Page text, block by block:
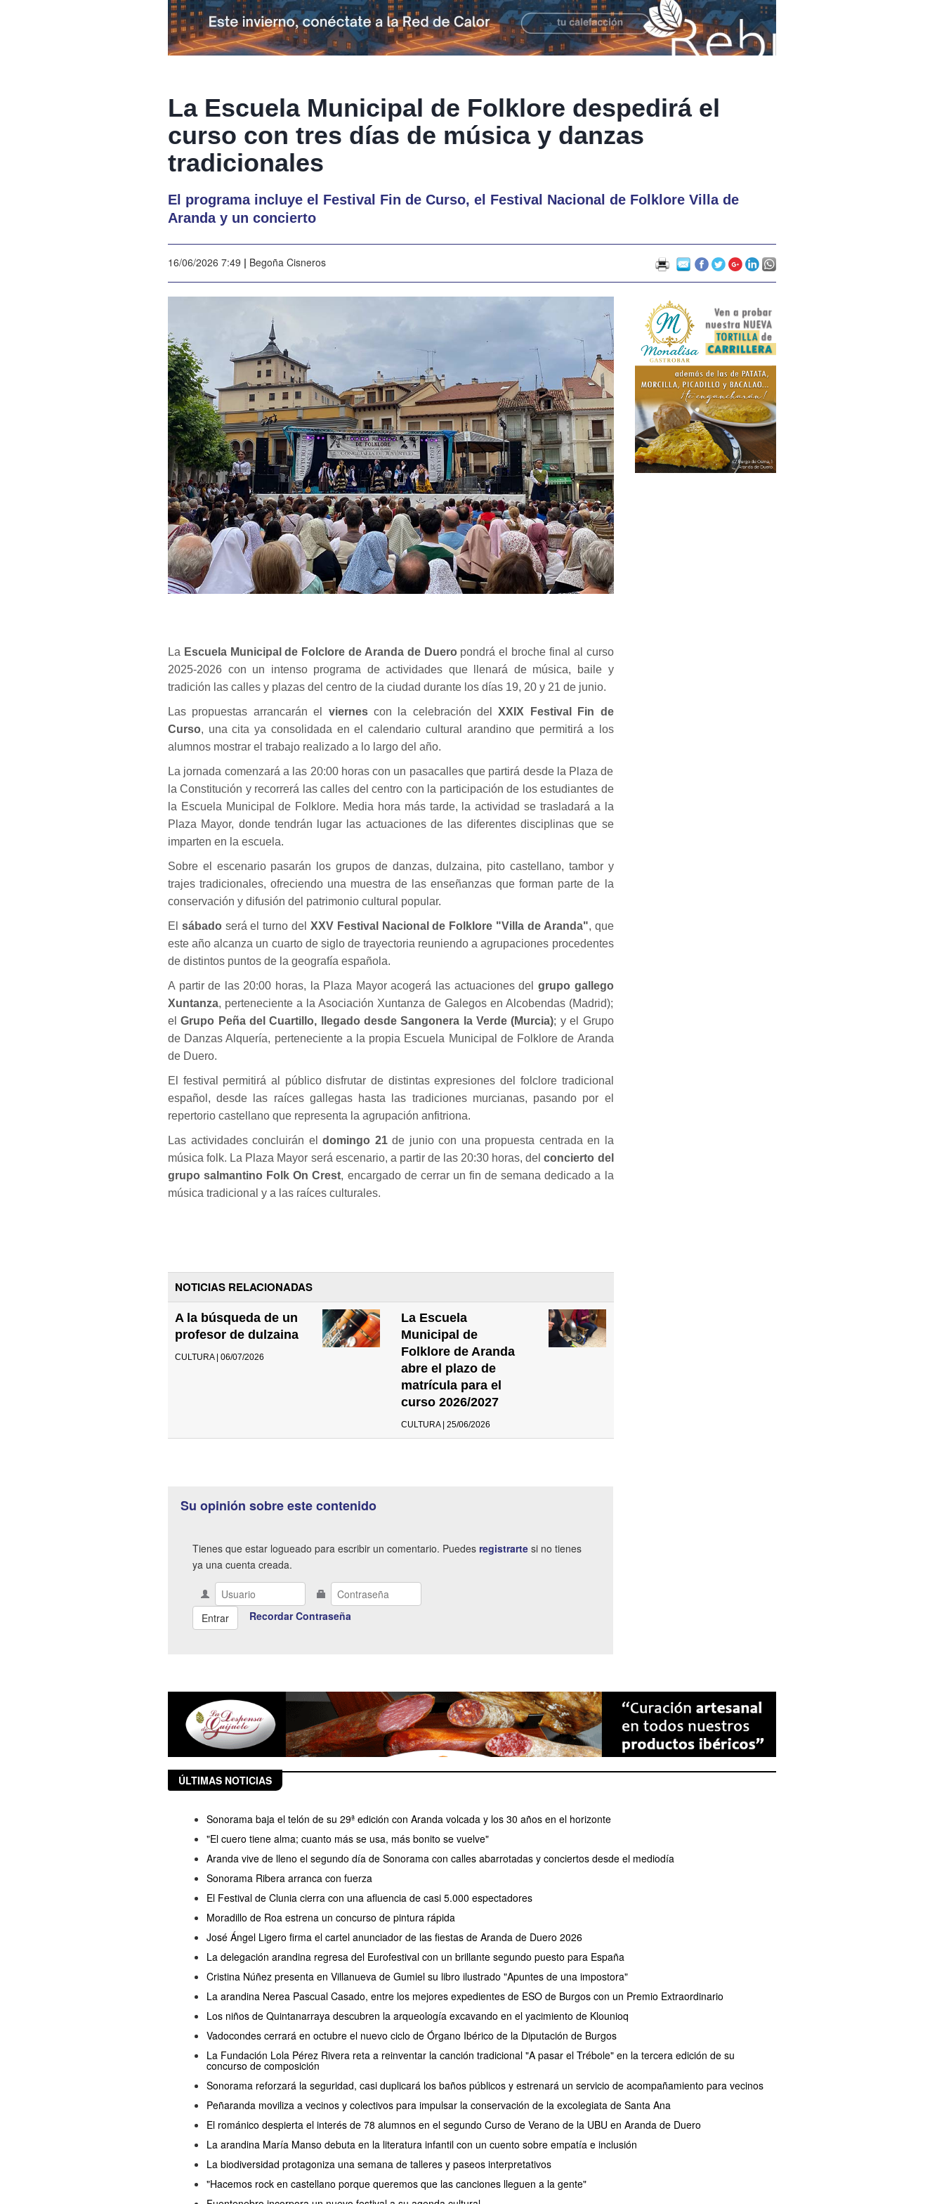
La Escuela Municipal de Folklore despedirá el
curso con tres días de música y danzas
tradicionales
El programa incluye el Festival Fin de Curso, el Festival Nacional de Folklore Villa de
Aranda y un concierto
16/06/2026 7:49 | Begoña Cisneros
La Escuela Municipal de Folclore de Aranda de Duero pondrá el broche final al curso
2025-2026 con un intenso programa de actividades que llenará de música, baile y
tradición las calles y plazas del centro de la ciudad durante los días 19, 20 y 21 de junio.
Las propuestas arrancarán el viernescon la celebración delXXIX Festival Fin de
Curso, una cita ya consolidada en el calendario cultural arandino que permitirá a los
alumnos mostrar el trabajo realizado a lo largo del año.
La jornada comenzará a las 20:00 horas con un pasacalles que partirá desde la Plaza de
la Constitución y recorrerá las calles del centro con la participación de los estudiantes de
la Escuela Municipal de Folklore. Media hora más tarde, la actividad se trasladará a la
Plaza Mayor, donde tendrán lugar las actuaciones de las diferentes disciplinas que se
imparten en la escuela.
Sobre el escenario pasarán los grupos de danzas, dulzaina, pito castellano, tambor y
trajes tradicionales, ofreciendo una muestra de las enseñanzas que forman parte de la
conservación y difusión del patrimonio cultural popular.
El sábado será el turno del XXV Festival Nacional de Folklore "Villa de Aranda", que
este año alcanza un cuarto de siglo de trayectoria reuniendo a agrupaciones procedentes
de distintos puntos de la geografía española.
A partir de las 20:00 horas, la Plaza Mayor acogerá las actuaciones del grupo gallego
Xuntanza, perteneciente a la Asociación Xuntanza de Galegos en Alcobendas (Madrid);
elGrupo Peña del Cuartillo, llegado desde Sangonera la Verde (Murcia); y el Grupo
de Danzas Alquería, perteneciente a la propia Escuela Municipal de Folklore de Aranda
de Duero.
El festival permitirá al público disfrutar de distintas expresiones del folclore tradicional
español, desde las raíces gallegas hasta las tradiciones murcianas, pasando por el
repertorio castellano que representa la agrupación anfitriona.
Las actividades concluirán el domingo 21 de junio con una propuesta centrada en la
música folk. La Plaza Mayor será escenario, a partir de las 20:30 horas, delconcierto del
grupo salmantino Folk On Crest, encargado de cerrar un fin de semana dedicado a la
música tradicional y a las raíces culturales.
NOTICIAS RELACIONADAS
A la búsqueda de un
profesor de dulzaina
CULTURA | 06/07/2026
La Escuela
Municipal de
Folklore de Aranda
abre el plazo de
matrícula para el
curso 2026/2027
CULTURA | 25/06/2026
Su opinión sobre este contenido
Tienes que estar logueado para escribir un comentario. Puedes registrarte si no tienes
ya una cuenta creada.
Recordar Contraseña
ÚLTIMAS NOTICIAS
Sonorama baja el telón de su 29ª edición con Aranda volcada y los 30 años en el horizonte
"El cuero tiene alma; cuanto más se usa, más bonito se vuelve"
Aranda vive de lleno el segundo día de Sonorama con calles abarrotadas y conciertos desde el mediodía
Sonorama Ribera arranca con fuerza
El Festival de Clunia cierra con una afluencia de casi 5.000 espectadores
Moradillo de Roa estrena un concurso de pintura rápida
José Ángel Ligero firma el cartel anunciador de las fiestas de Aranda de Duero 2026
La delegación arandina regresa del Eurofestival con un brillante segundo puesto para España
Cristina Núñez presenta en Villanueva de Gumiel su libro ilustrado "Apuntes de una impostora"
La arandina Nerea Pascual Casado, entre los mejores expedientes de ESO de Burgos con un Premio Extraordinario
Los niños de Quintanarraya descubren la arqueología excavando en el yacimiento de Klounioq
Vadocondes cerrará en octubre el nuevo ciclo de Órgano Ibérico de la Diputación de Burgos
La Fundación Lola Pérez Rivera reta a reinventar la canción tradicional "A pasar el Trébole" en la tercera edición de su
concurso de composición
Sonorama reforzará la seguridad, casi duplicará los baños públicos y estrenará un servicio de acompañamiento para vecinos
Peñaranda moviliza a vecinos y colectivos para impulsar la conservación de la excolegiata de Santa Ana
El románico despierta el interés de 78 alumnos en el segundo Curso de Verano de la UBU en Aranda de Duero
La arandina María Manso debuta en la literatura infantil con un cuento sobre empatía e inclusión
La biodiversidad protagoniza una semana de talleres y paseos interpretativos
"Hacemos rock en castellano porque queremos que las canciones lleguen a la gente"